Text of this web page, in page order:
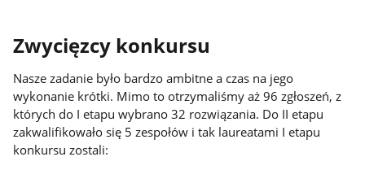
Zwycięzcy konkursu
Nasze zadanie było bardzo ambitne a czas na jego
wykonanie krótki. Mimo to otrzymaliśmy aż 96 zgłoszeń, z
których do I etapu wybrano 32 rozwiązania. Do II etapu
zakwalifikowało się 5 zespołów i tak laureatami I etapu
konkursu zostali: